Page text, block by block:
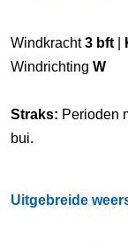
Windkracht3 bft
Windrichting W
Straks: Perioden
bui.
Uitgebreide